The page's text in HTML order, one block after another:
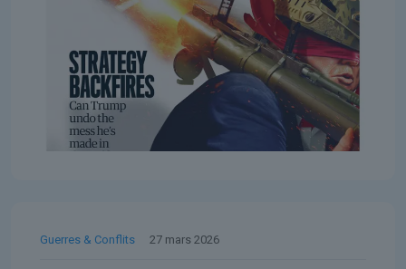
Guerres & Conflits 27 mars 2026